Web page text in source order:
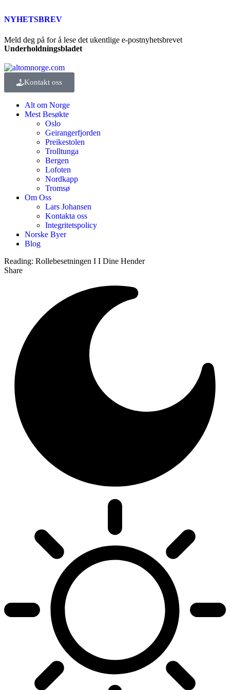
NYHETSBREV
Meld deg på for å lese det ukentlige e-postnyhetsbrevet
Underholdningsbladet
Kontakt oss
Alt om Norge
Mest Besøkte
Oslo
Geirangerfjorden
Preikestolen
Trolltunga
Bergen
Lofoten
Nordkapp
Tromsø
Om Oss
Lars Johansen
Kontakta oss
Integritetspolicy
Norske Byer
Blog
Reading: Rollebesetningen I I Dine Hender
Share